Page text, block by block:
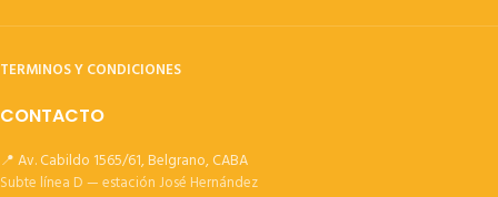
TERMINOS Y CONDICIONES
CONTACTO
📍 Av. Cabildo 1565/61, Belgrano, CABA
Subte línea D — estación José Hernández